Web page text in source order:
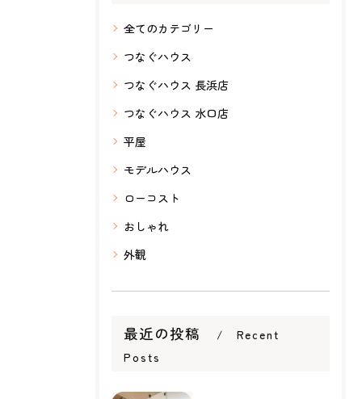
全てのカテゴリー
つなぐハウス
つなぐハウス 長浜店
つなぐハウス 水口店
平屋
モデルハウス
ローコスト
おしゃれ
外観
最近の投稿
Recent
Posts